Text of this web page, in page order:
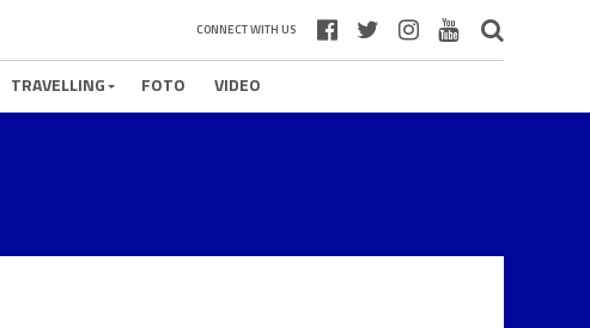
CONNECT WITH US
TRAVELLING FOTO VIDEO